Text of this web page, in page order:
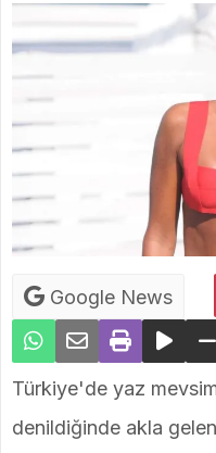
Google News
Türkiye'de yaz
denildiğinde akla